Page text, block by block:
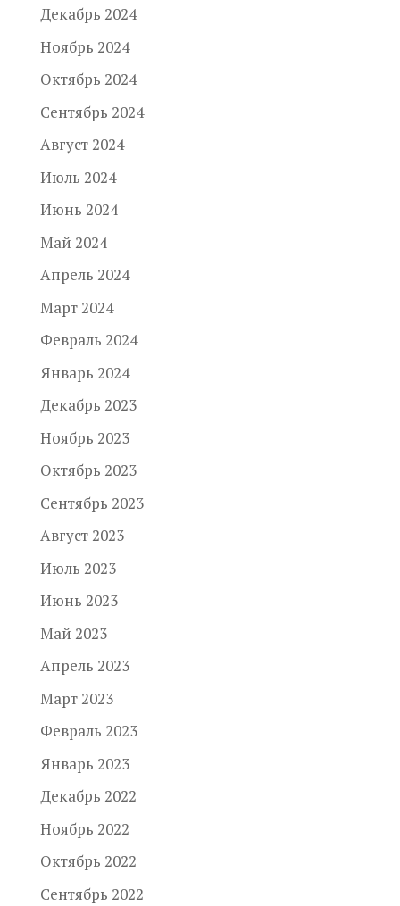
Декабрь 2024
Ноябрь 2024
Октябрь 2024
Сентябрь 2024
Август 2024
Июль 2024
Июнь 2024
Май 2024
Апрель 2024
Март 2024
Февраль 2024
Январь 2024
Декабрь 2023
Ноябрь 2023
Октябрь 2023
Сентябрь 2023
Август 2023
Июль 2023
Июнь 2023
Май 2023
Апрель 2023
Март 2023
Февраль 2023
Январь 2023
Декабрь 2022
Ноябрь 2022
Октябрь 2022
Сентябрь 2022